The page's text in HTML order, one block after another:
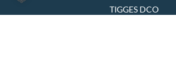
TIGGES DCO